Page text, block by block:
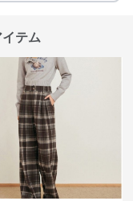
テム